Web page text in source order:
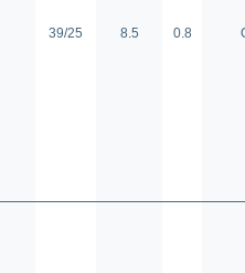
39/25 8.5 0.8